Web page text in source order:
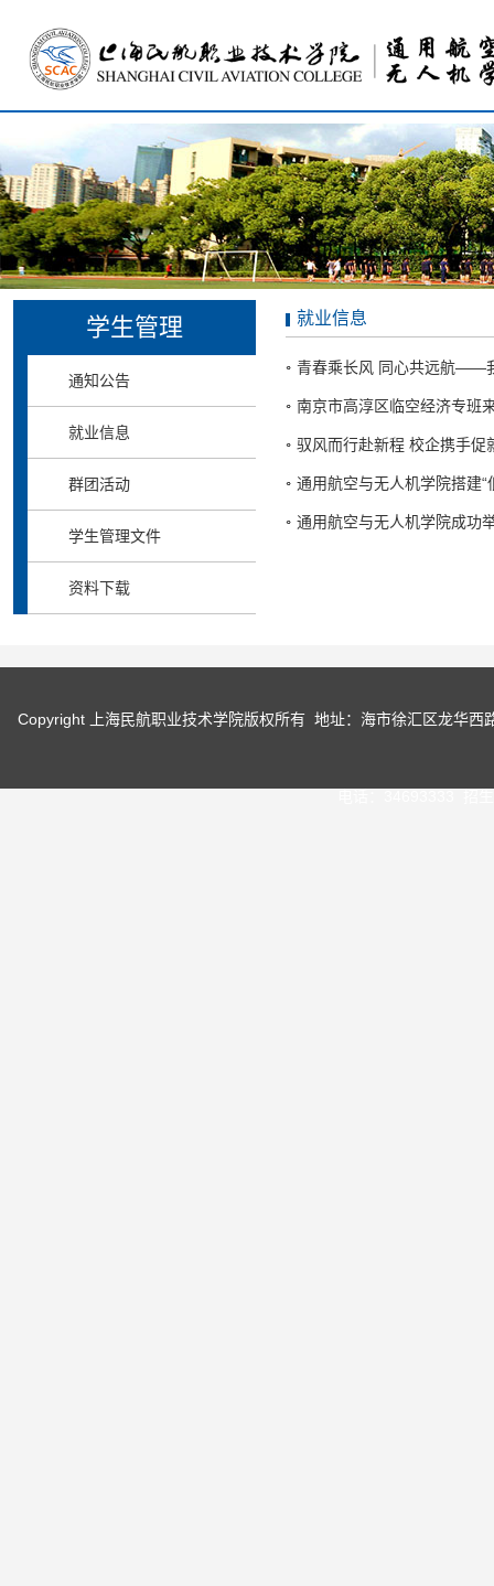
学生管理
通知公告
就业信息
群团活动
学生管理文件
资料下载
就业信息
青春乘长风 同心共远航——
南京市高淳区临空经济专班
驭风而行赴新程 校企携手
通用航空与无人机学院搭建
通用航空与无人机学院成功
Copyright 上海民航职业技术学院版权所有 地址：海市徐汇区龙华